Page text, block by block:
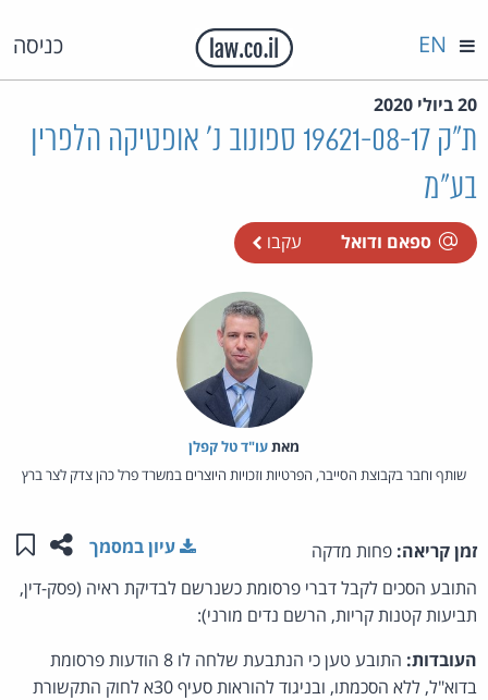
כניסה EN
20 ביולי 2020
ת"ק 19621-08-17 ספונוב נ' אופטיקה הלפרין
בע"מ
ספאם ודואל עקבו
מאת‏עו"ד טל קפלן
שותף וחבר בקבוצת הסייבר, הפרטיות וזכויות היוצרים במשרד פרל כהן צדק לצר ברץ
זמן קריאה: פחות מדקה שתפו
עיון במסמך
התובע הסכים לקבל דברי פרסומת כשנרשם לבדיקת ראיה (פסק-דין,
תביעות קטנות קריות, הרשם נדים מורני):
העובדות:
התובע טען כי הנתבעת שלחה לו 8 הודעות פרסומת
בדוא"ל, ללא הסכמתו, ובניגוד להוראות סעיף 30א לחוק התקשורת